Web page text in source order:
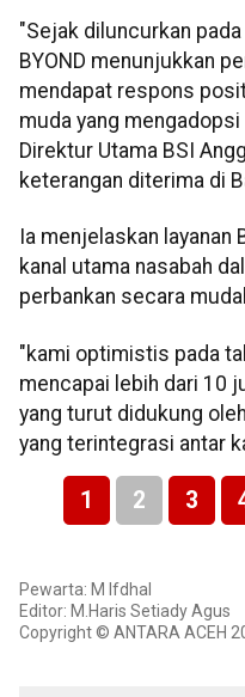
"Sejak diluncurkan
BYOND menunjukkan
mendapat respons
muda yang
Direktur Utama BSI
keterangan diterima di
Ia menjelaskan
kanal utama nasabah
perbankan secara
"kami optimistis pada
mencapai lebih dari 10
yang turut didukung
yang terintegrasi antar
1 2 3
Pewarta: M Ifdhal
Editor: M.Haris Setiady Agus
Copyright © ANTARA ACEH